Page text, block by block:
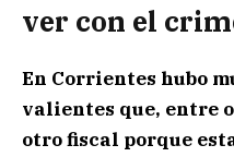
ver con el
En Corrientes hubo
valientes que, entre
otro fiscal porque